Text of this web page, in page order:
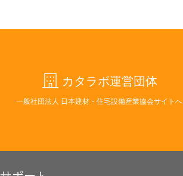
カタラボ運営団体
一般社団法人 日本建材・住宅設備産業協会サイトへ